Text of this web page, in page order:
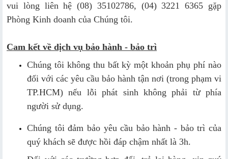
vui lòng liên hệ (08) 35102786, (04) 3221 6365 gặp
Phòng Kinh doanh của Chúng tôi.
Cam kết về dịch vụ bảo hành - bảo trì
Chúng tôi không thu bất kỳ một khoản phụ phí nào
đối với các yêu cầu bảo hành tận nơi (trong phạm vi
TP.HCM) nếu lỗi phát sinh không phải từ phía
người sử dụng.
Chúng tôi đảm bảo yêu cầu bảo hành - bảo trì của
quý khách sẽ được hồi đáp chậm nhất là 3h.